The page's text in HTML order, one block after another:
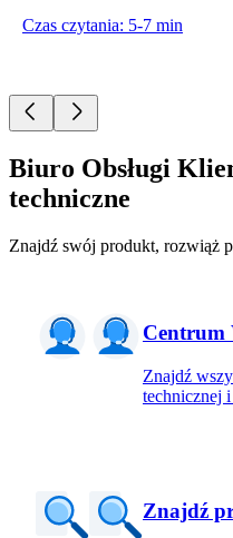
Czas czytania: 5-7 min
Biuro Obsługi
techniczne
Znajdź swój produkt, rozwiąż
Centrum
Znajdź
technicznej
Znajdź